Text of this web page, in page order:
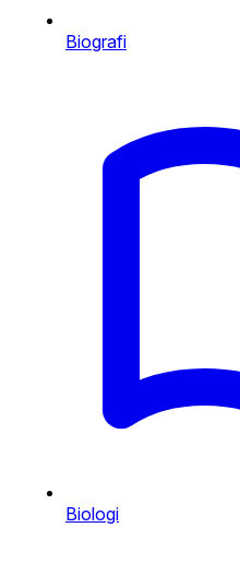
Biografi
Biologi